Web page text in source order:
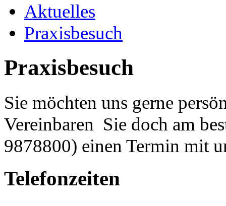
Aktuelles
Praxisbesuch
Praxisbesuch
Sie möchten uns gerne
Vereinbaren Sie doch am
9878800) einen Termin mit
Telefonzeiten